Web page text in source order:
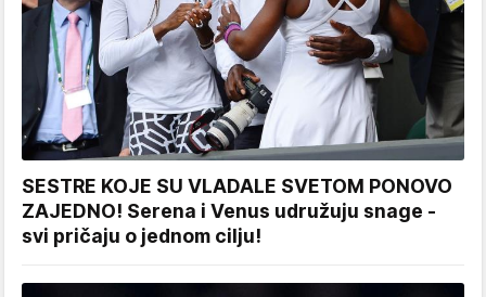
SESTRE KOJE SU VLADALE SVETOM PONOVO
ZAJEDNO! Serena i Venus udružuju snage -
svi pričaju o jednom cilju!